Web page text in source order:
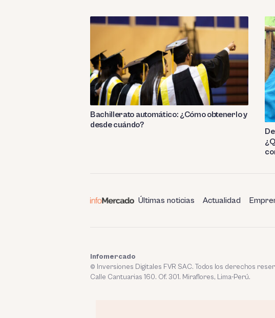
Bachillerato automático: ¿Cómo obtenerlo y
desde cuándo?
Últimas noticias Actualidad
Infomercado
© Inversiones Digitales FVR SAC. Todos los derechos
Calle Cantuarias 160. Of. 301. Miraflores, Lima-Perú.